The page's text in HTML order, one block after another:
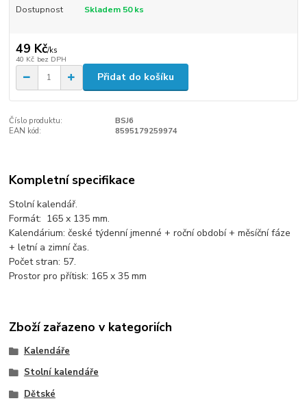
Dostupnost Skladem 50 ks
49 Kč/ks
40 Kč bez DPH
Přidat do košíku
Číslo produktu:
BSJ6
EAN kód:
8595179259974
Kompletní specifikace
Stolní kalendář.
Formát: 165 x 135 mm.
Kalendárium: české týdenní jmenné + roční období + měsíční fáze
+ letní a zimní čas.
Počet stran: 57.
Prostor pro přítisk: 165 x 35 mm
Zboží zařazeno v kategoriích
Kalendáře
Stolní kalendáře
Dětské